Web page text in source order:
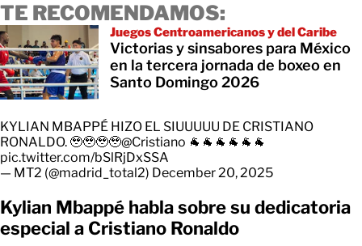
TE RECOMENDAMOS:
Juegos Centroamericanos y del Caribe
Victorias y sinsabores para México
en la tercera jornada de boxeo en
Santo Domingo 2026
KYLIAN MBAPPÉ HIZO EL SIUUUUU DE CRISTIANO
RONALDO. 🥹🥹🥹🥹@Cristiano 🐐🐐🐐🐐🐐🐐
pic.twitter.com/bSlRjDxSSA
— MT2 (@madrid_total2) December 20, 2025
Kylian Mbappé habla sobre su dedicatoria
especial a Cristiano Ronaldo